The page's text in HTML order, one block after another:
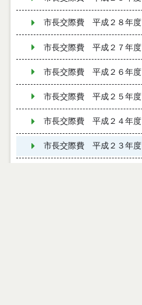
市長交際費 平成２８年度
市長交際費 平成２７年度
市長交際費 平成２６年度
市長交際費 平成２５年度
市長交際費 平成２４年度
市長交際費 平成２３年度